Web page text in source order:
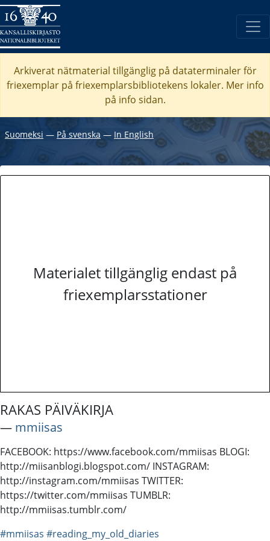
Arkiverat nätmaterial tillgänglig på dataterminaler för
friexemplar på friexemplarsbibliotekens lokaler. Mer info
på info sidan.
Suomeksi ― På svenska ― In English
Materialet tillgänglig endast på
friexemplarsstationer
RAKAS PÄIVÄKIRJA
― mmiisas
FACEBOOK: https://www.facebook.com/mmiisas BLOGI:
http://miisanblogi.blogspot.com/ INSTAGRAM:
http://instagram.com/mmiisas TWITTER:
https://twitter.com/mmiisas TUMBLR:
http://mmiisas.tumblr.com/
#mmiisas #reading_my_old_diaries